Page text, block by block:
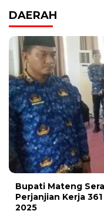
DAERAH
Bupati Mateng
Perjanjian Kerja
2025